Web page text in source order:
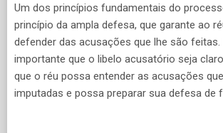
Um dos princípios fundamentais do
princípio da ampla defesa, que garante ao
defender das acusações que lhe são feitas.
importante que o libelo acusatório seja
que o réu possa entender as acusações
imputadas e possa preparar sua defesa de